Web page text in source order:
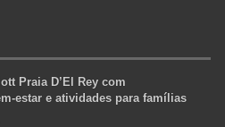
Praia D’El Rey com
estar e atividades para famílias